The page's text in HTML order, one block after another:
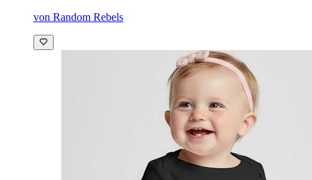
von Random Rebels